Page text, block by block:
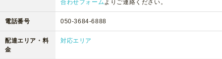
合わせフォームよりご連絡ください。
電話番号 050-3684-6888
配達エリア・料
金
対応エリア